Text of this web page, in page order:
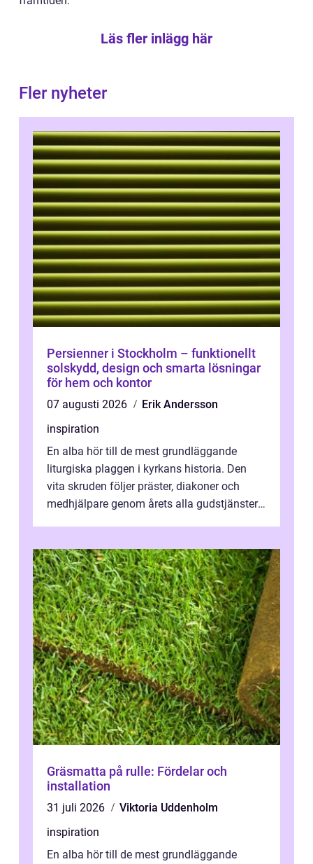
Läs fler inlägg här
Fler nyheter
Persienner i Stockholm – funktionellt
solskydd, design och smarta lösningar
för hem och kontor
07 augusti 2026
Erik Andersson
inspiration
En alba hör till de mest grundläggande
liturgiska plaggen i kyrkans historia. Den
vita skruden följer präster, diakoner och
medhjälpare genom årets alla gudstjänster,
Gräsmatta på rulle: Fördelar och
installation
31 juli 2026
Viktoria Uddenholm
inspiration
En alba hör till de mest grundläggande